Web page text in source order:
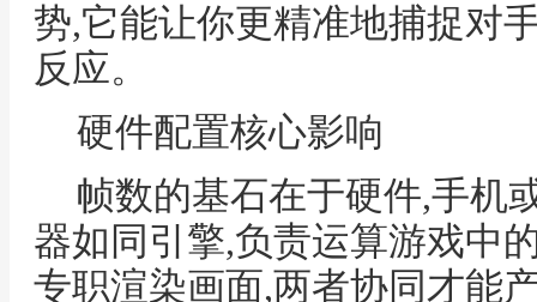
势,它能让你更精准地捕捉对
反应。
硬件配置核心影响
帧数的基石在于硬件,手机
器如同引擎,负责运算游戏中
专职渲染画面,两者协同才能